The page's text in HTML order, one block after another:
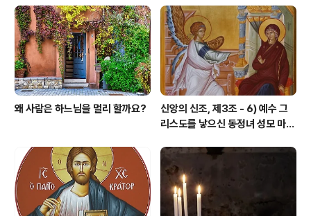
왜 사람은 하느님을 멀리 할까요?
신앙의 신조, 제3조 - 6) 예수 그
리스도를 낳으신 동정녀 성모 마리